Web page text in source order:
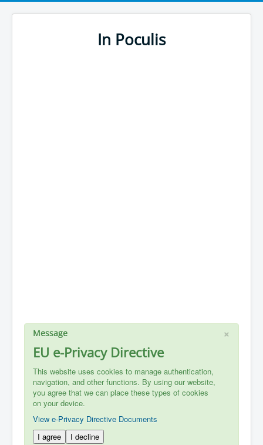
In Poculis
×
Message
EU e-Privacy Directive
This website uses cookies to manage authentication,
navigation, and other functions. By using our website,
you agree that we can place these types of cookies
on your device.
View e-Privacy Directive Documents
I agree
I decline